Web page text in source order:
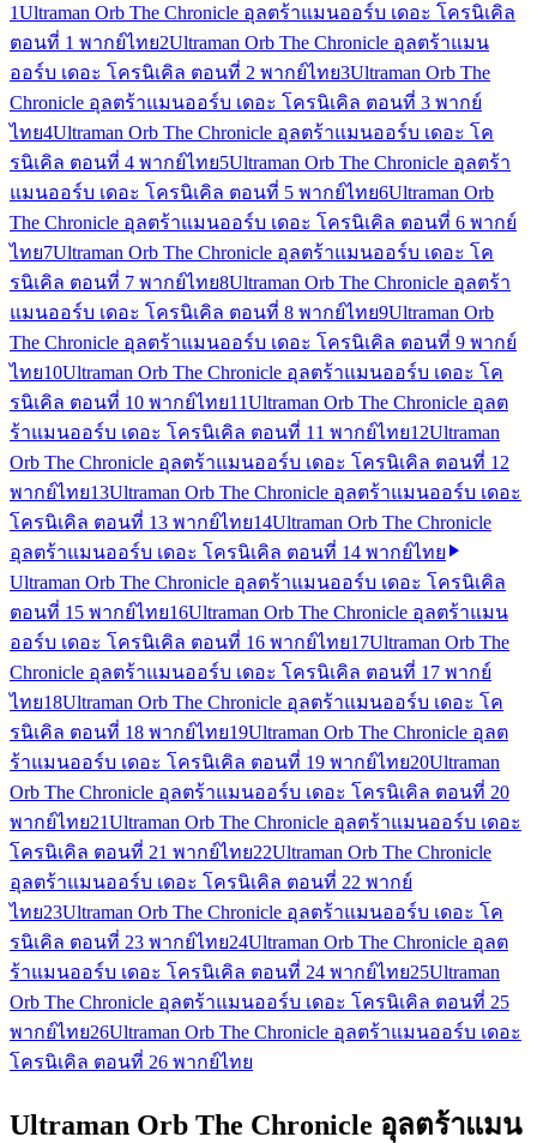
1Ultraman Orb The Chronicle อุลตร้าแมนออร์บ เดอะ โครนิเคิล
ตอนที่ 1 พากย์ไทย2Ultraman Orb The Chronicle อุลตร้าแมน
ออร์บ เดอะ โครนิเคิล ตอนที่ 2 พากย์ไทย3Ultraman Orb The
Chronicle อุลตร้าแมนออร์บ เดอะ โครนิเคิล ตอนที่ 3 พากย์
ไทย4Ultraman Orb The Chronicle อุลตร้าแมนออร์บ เดอะ โค
รนิเคิล ตอนที่ 4 พากย์ไทย5Ultraman Orb The Chronicle อุลตร้า
แมนออร์บ เดอะ โครนิเคิล ตอนที่ 5 พากย์ไทย6Ultraman Orb
The Chronicle อุลตร้าแมนออร์บ เดอะ โครนิเคิล ตอนที่ 6 พากย์
ไทย7Ultraman Orb The Chronicle อุลตร้าแมนออร์บ เดอะ โค
รนิเคิล ตอนที่ 7 พากย์ไทย8Ultraman Orb The Chronicle อุลตร้า
แมนออร์บ เดอะ โครนิเคิล ตอนที่ 8 พากย์ไทย9Ultraman Orb
The Chronicle อุลตร้าแมนออร์บ เดอะ โครนิเคิล ตอนที่ 9 พากย์
ไทย10Ultraman Orb The Chronicle อุลตร้าแมนออร์บ เดอะ โค
รนิเคิล ตอนที่ 10 พากย์ไทย11Ultraman Orb The Chronicle อุลต
ร้าแมนออร์บ เดอะ โครนิเคิล ตอนที่ 11 พากย์ไทย12Ultraman
Orb The Chronicle อุลตร้าแมนออร์บ เดอะ โครนิเคิล ตอนที่ 12
พากย์ไทย13Ultraman Orb The Chronicle อุลตร้าแมนออร์บ เดอะ
โครนิเคิล ตอนที่ 13 พากย์ไทย14Ultraman Orb The Chronicle
อุลตร้าแมนออร์บ เดอะ โครนิเคิล ตอนที่ 14 พากย์ไทย
Ultraman Orb The Chronicle อุลตร้าแมนออร์บ เดอะ โครนิเคิล
ตอนที่ 15 พากย์ไทย16Ultraman Orb The Chronicle อุลตร้าแมน
ออร์บ เดอะ โครนิเคิล ตอนที่ 16 พากย์ไทย17Ultraman Orb The
Chronicle อุลตร้าแมนออร์บ เดอะ โครนิเคิล ตอนที่ 17 พากย์
ไทย18Ultraman Orb The Chronicle อุลตร้าแมนออร์บ เดอะ โค
รนิเคิล ตอนที่ 18 พากย์ไทย19Ultraman Orb The Chronicle อุลต
ร้าแมนออร์บ เดอะ โครนิเคิล ตอนที่ 19 พากย์ไทย20Ultraman
Orb The Chronicle อุลตร้าแมนออร์บ เดอะ โครนิเคิล ตอนที่ 20
พากย์ไทย21Ultraman Orb The Chronicle อุลตร้าแมนออร์บ เดอะ
โครนิเคิล ตอนที่ 21 พากย์ไทย22Ultraman Orb The Chronicle
อุลตร้าแมนออร์บ เดอะ โครนิเคิล ตอนที่ 22 พากย์
ไทย23Ultraman Orb The Chronicle อุลตร้าแมนออร์บ เดอะ โค
รนิเคิล ตอนที่ 23 พากย์ไทย24Ultraman Orb The Chronicle อุลต
ร้าแมนออร์บ เดอะ โครนิเคิล ตอนที่ 24 พากย์ไทย25Ultraman
Orb The Chronicle อุลตร้าแมนออร์บ เดอะ โครนิเคิล ตอนที่ 25
พากย์ไทย26Ultraman Orb The Chronicle อุลตร้าแมนออร์บ เดอะ
โครนิเคิล ตอนที่ 26 พากย์ไทย
Ultraman Orb The Chronicle อุลตร้าแมน